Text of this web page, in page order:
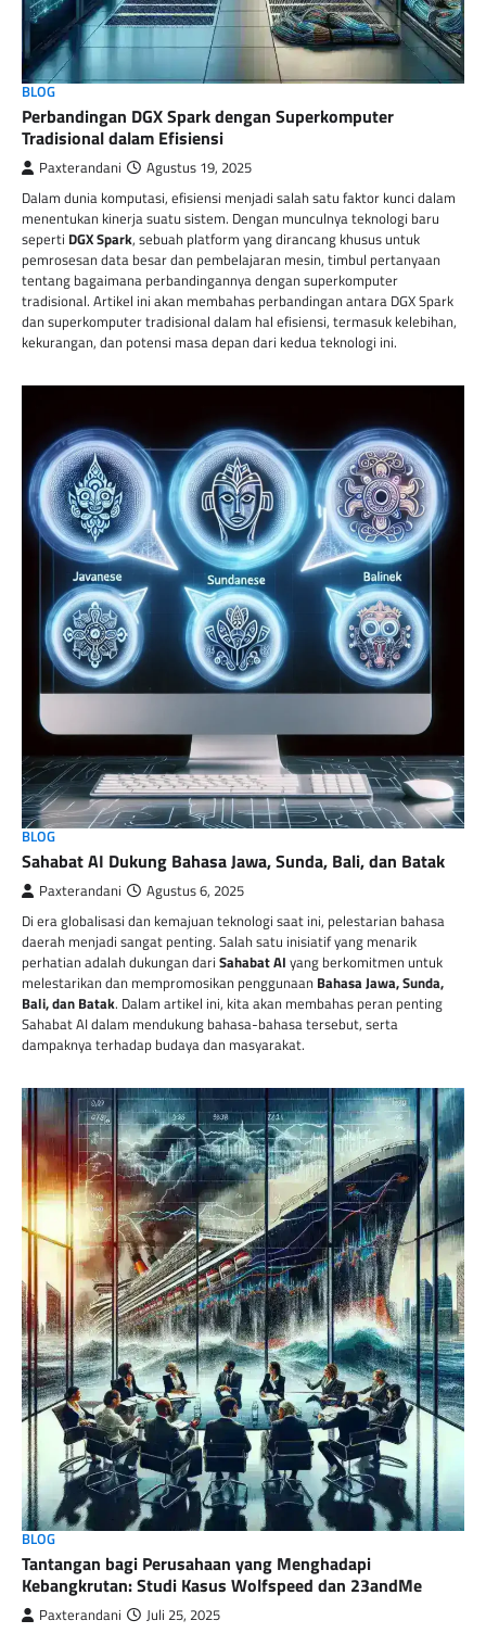
BLOG
Perbandingan DGX Spark dengan Superkomputer
Tradisional dalam Efisiensi
Paxterandani Agustus 19, 2025
Dalam dunia komputasi, efisiensi menjadi salah satu faktor kunci dalam
menentukan kinerja suatu sistem. Dengan munculnya teknologi baru
seperti DGX Spark, sebuah platform yang dirancang khusus untuk
pemrosesan data besar dan pembelajaran mesin, timbul pertanyaan
tentang bagaimana perbandingannya dengan superkomputer
tradisional. Artikel ini akan membahas perbandingan antara DGX Spark
dan superkomputer tradisional dalam hal efisiensi, termasuk kelebihan,
kekurangan, dan potensi masa depan dari kedua teknologi ini.
BLOG
Sahabat AI Dukung Bahasa Jawa, Sunda, Bali, dan Batak
Paxterandani Agustus 6, 2025
Di era globalisasi dan kemajuan teknologi saat ini, pelestarian bahasa
daerah menjadi sangat penting. Salah satu inisiatif yang menarik
perhatian adalah dukungan dari Sahabat AI yang berkomitmen untuk
melestarikan dan mempromosikan penggunaan Bahasa Jawa, Sunda,
Bali, dan Batak. Dalam artikel ini, kita akan membahas peran penting
Sahabat AI dalam mendukung bahasa-bahasa tersebut, serta
dampaknya terhadap budaya dan masyarakat.
BLOG
Tantangan bagi Perusahaan yang Menghadapi
Kebangkrutan: Studi Kasus Wolfspeed dan 23andMe
Paxterandani Juli 25, 2025